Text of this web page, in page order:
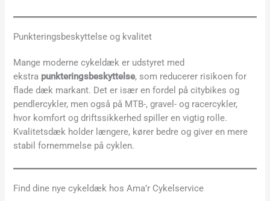
Punkteringsbeskyttelse og kvalitet
Mange moderne cykeldæk er udstyret med
ekstra punkteringsbeskyttelse, som reducerer risikoen for
flade dæk markant. Det er især en fordel på citybikes og
pendlercykler, men også på MTB-, gravel- og racercykler,
hvor komfort og driftssikkerhed spiller en vigtig rolle.
Kvalitetsdæk holder længere, kører bedre og giver en mere
stabil fornemmelse på cyklen.
Find dine nye cykeldæk hos Ama’r Cykelservice